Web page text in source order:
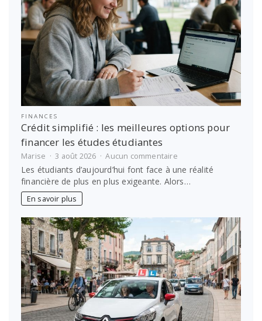
FINANCES
Crédit simplifié : les meilleures options pour
financer les études étudiantes
Marise 3 août 2026 Aucun commentairesur
Crédit
simplifié
:
options
financer
études
étudiantes
Les étudiants d’aujourd’hui font face à une réalité
financière de plus en plus exigeante. Alors…
En savoir plus